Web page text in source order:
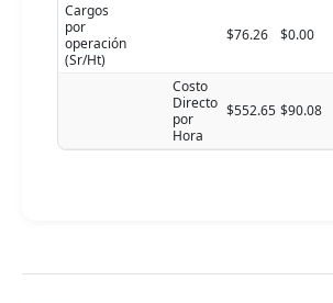
Cargos
por
operación
(Sr/Ht)
$76.26 $0.00
Costo
Directo
por
Hora
$552.65 $90.08